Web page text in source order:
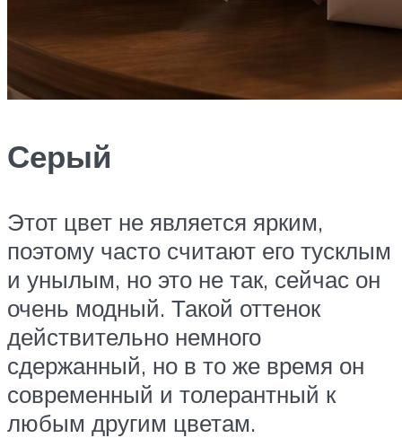
Серый
Этот цвет не является ярким,
поэтому часто считают его тусклым
и унылым, но это не так, сейчас он
очень модный. Такой оттенок
действительно немного
сдержанный, но в то же время он
современный и толерантный к
любым другим цветам.